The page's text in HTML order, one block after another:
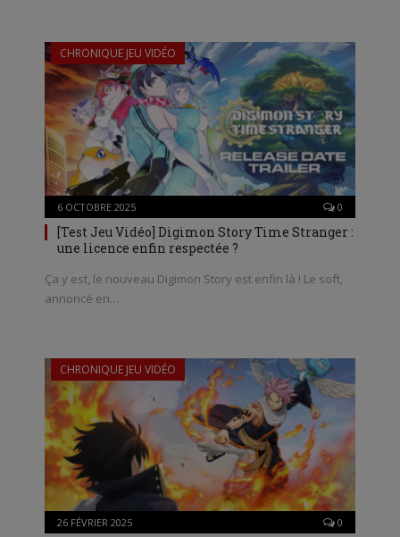
CHRONIQUE JEU VIDÉO
6 OCTOBRE 2025 0
[Test Jeu Vidéo] Digimon Story Time Stranger :
une licence enfin respectée ?
Ça y est, le nouveau Digimon Story est enfin là ! Le soft,
annoncé en…
CHRONIQUE JEU VIDÉO
26 FÉVRIER 2025 0